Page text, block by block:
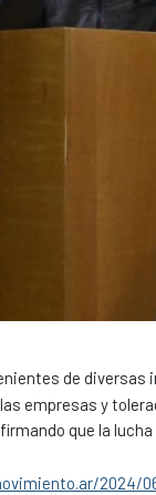
de
empresas y
que la
2024/